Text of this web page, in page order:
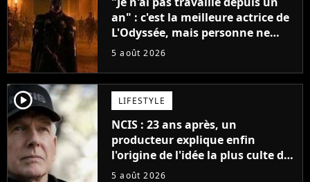
an" : c'est la meilleure actrice de
L'Odyssée, mais personne ne
veut lui donner de rôle au
5 août 2026
player2 LIFESTYLE
NCIS : 23 ans après, un
producteur explique enfin
l'origine de l'idée la plus culte de
la série (et on ne parle pas du
5 août 2026